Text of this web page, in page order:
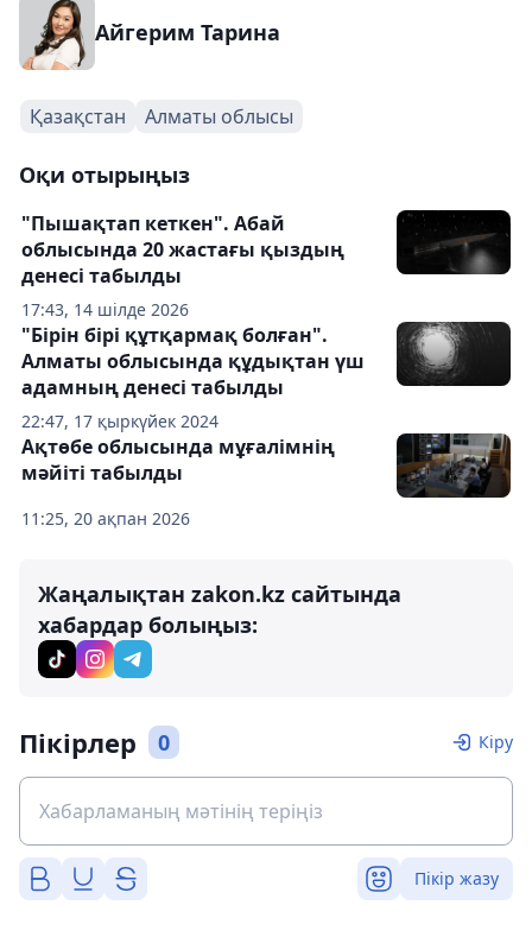
Айгерим Тарина
Қазақстан Алматы облысы
Оқи отырыңыз
17:43, 14 шілде 2026
"Пышақтап кеткен". Абай
облысында 20 жастағы қыздың
денесі табылды
22:47, 17 қыркүйек 2024
"Бірін бірі құтқармақ болған".
Алматы облысында құдықтан үш
адамның денесі табылды
11:25, 20 ақпан 2026
Ақтөбе облысында мұғалімнің
мәйіті табылды
Жаңалықтан zakon.kz сайтында
хабардар болыңыз:
Пікірлер 0 Кіру
Пікір жазу